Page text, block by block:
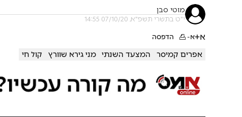
מוטי סבן
י"ט בתשרי תשפ"א, 07/10/20 14:55
א+א- הדפסה
אפרים קמיסר המצעד השנתי מני גירא שוורץ קול חי